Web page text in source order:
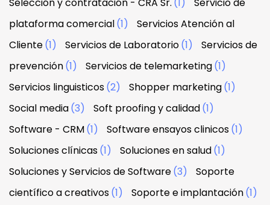
plataforma comercial(1)
Servicios Atención al
Cliente(1) Servicios de Laboratorio(1)
Servicios de
prevención(1) Servicios de telemarketing(1)
Servicios linguisticos(2) Shopper marketing(1)
Social media(3) Soft proofing y calidad(1)
Software - CRM(1) Software ensayos clinicos(1)
Soluciones clínicas(1) Soluciones en salud(1)
Soluciones y Servicios de Software(3)
Soporte
científico a creativos(1) Soporte e implantación(1)